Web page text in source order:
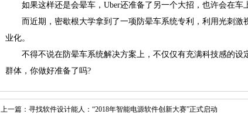
如果这样还是会晕车，Uber还准备了另一个大招，也许会在车
而近期，密歇根大学拿到了一项防晕车系统专利，利用光刺激
业化。
不得不说在防晕车系统解决方案上，不仅仅有充满科技感的设
群体，你做好准备了吗?
上一篇： 寻找软件设计能人：“2018年智能电源软件创新大赛”正式启动